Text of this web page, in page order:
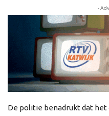
-
De politie benadrukt dat